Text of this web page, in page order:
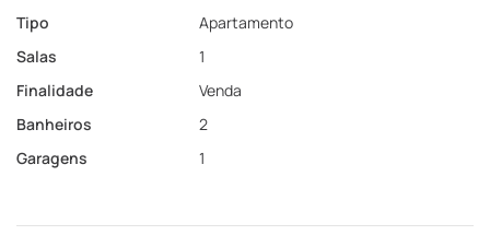
Tipo
Apartamento
Salas
1
Finalidade
Venda
Banheiros
2
Garagens
1